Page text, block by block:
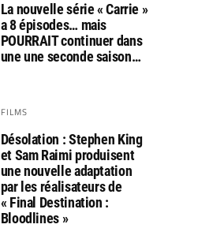
La nouvelle série « Carrie »
a 8 épisodes… mais
POURRAIT continuer dans
une une seconde saison…
FILMS
Désolation : Stephen King
et Sam Raimi produisent
une nouvelle adaptation
par les réalisateurs de
« Final Destination :
Bloodlines »